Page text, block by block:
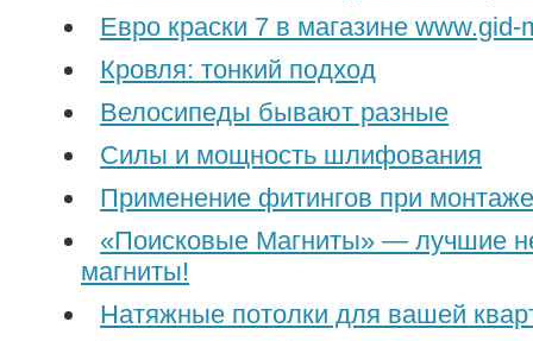
Евро краски 7 в магазине www.gid-
Кровля: тонкий подход
Велосипеды бывают разные
Силы и мощность шлифования
Применение фитингов при
«Поисковые Магниты» — лучшие
магниты!
Натяжные потолки для вашей